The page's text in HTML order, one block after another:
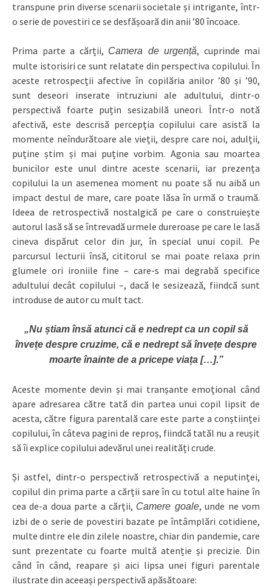
transpune prin diverse scenarii societale și intrigante, într-
o serie de povestiri ce se desfășoară din anii ’80 încoace.
Prima parte a cărții, Camera de urgență, cuprinde mai
multe istorisiri ce sunt relatate din perspectiva copilului. În
aceste retrospecții afective în copilăria anilor ’80 și ’90,
sunt deseori inserate intruziuni ale adultului, dintr-o
perspectivă foarte puțin sesizabilă uneori. Într-o notă
afectivă, este descrisă percepția copilului care asistă la
momente neîndurătoare ale vieții, despre care noi, adulții,
puține știm și mai puține vorbim. Agonia sau moartea
bunicilor este unul dintre aceste scenarii, iar prezența
copilului la un asemenea moment nu poate să nu aibă un
impact destul de mare, care poate lăsa în urmă o traumă.
Ideea de retrospectivă nostalgică pe care o construiește
autorul lasă să se întrevadă urmele dureroase pe care le lasă
cineva dispărut celor din jur, în special unui copil. Pe
parcursul lecturii însă, cititorul se mai poate relaxa prin
glumele ori ironiile fine – care-s mai degrabă specifice
adultului decât copilului –, dacă le sesizează, fiindcă sunt
introduse de autor cu mult tact.
„Nu știam însă atunci că e nedrept ca un copil să
învețe despre cruzime, că e nedrept să învețe despre
moarte înainte de a pricepe viața […].”
Aceste momente devin și mai tranșante emoțional când
apare adresarea către tată din partea unui copil lipsit de
acesta, către figura parentală care este parte a conștiinței
copilului, în câteva pagini de reproș, fiindcă tatăl nu a reușit
să îi explice copilului adevărul unei realități crude.
Și astfel, dintr-o perspectivă retrospectivă a neputinței,
copilul din prima parte a cărții sare în cu totul alte haine în
cea de-a doua parte a cărții, Camere goale, unde ne vom
izbi de o serie de povestiri bazate pe întâmplări cotidiene,
multe dintre ele din zilele noastre, chiar din pandemie, care
sunt prezentate cu foarte multă atenție și precizie. Din
când în când, reapare și aici lipsa unei figuri parentale
ilustrate din aceeași perspectivă apăsătoare: